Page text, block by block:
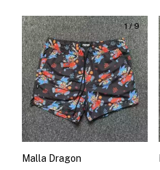
1/9
Malla Dragon